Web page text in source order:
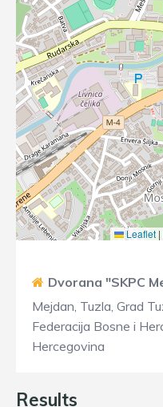
Leaflet |
Dvorana "SKPC
Mejdan, Tuzla, Grad
Federacija Bosne i
Hercegovina
Results